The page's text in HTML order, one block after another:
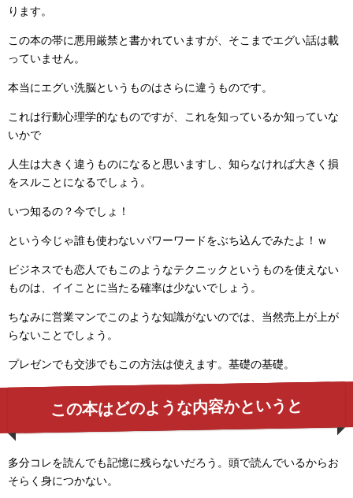
ります。
この本の帯に悪用厳禁と書かれていますが、そこまでエグい話は載
っていません。
本当にエグい洗脳というものはさらに違うものです。
これは行動心理学的なものですが、これを知っているか知っていな
いかで
人生は大きく違うものになると思いますし、知らなければ大きく損
をスルことになるでしょう。
いつ知るの？今でしょ！
という今じゃ誰も使わないパワーワードをぶち込んでみたよ！ｗ
ビジネスでも恋人でもこのようなテクニックというものを使えない
ものは、イイことに当たる確率は少ないでしょう。
ちなみに営業マンでこのような知識がないのでは、当然売上が上が
らないことでしょう。
プレゼンでも交渉でもこの方法は使えます。基礎の基礎。
この本はどのような内容かというと
多分コレを読んでも記憶に残らないだろう。頭で読んでいるからお
そらく身につかない。